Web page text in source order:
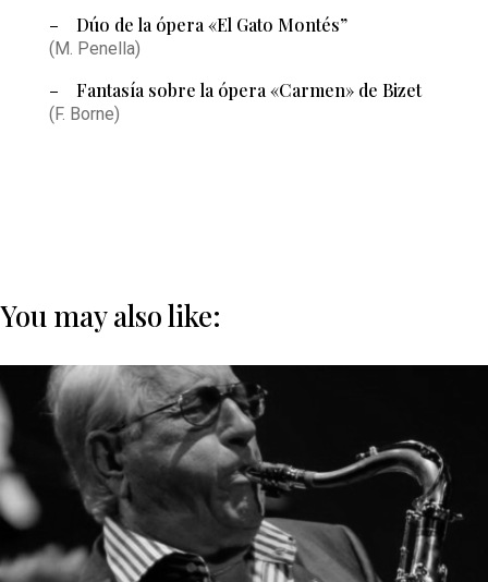
– Dúo de la ópera «El Gato Montés”
(M. Penella)
– Fantasía sobre la ópera «Carmen» de Bizet
(F. Borne)
You may also like: